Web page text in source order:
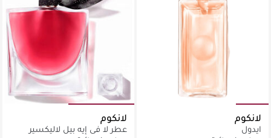
لانكوم
ايدول
لانكوم
عطر لا في إيه بيل لاليكسير